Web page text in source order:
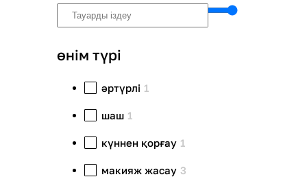
өнім түрі
әртүрлі 1
шаш 1
күннен қорғау 1
макияж жасау 3